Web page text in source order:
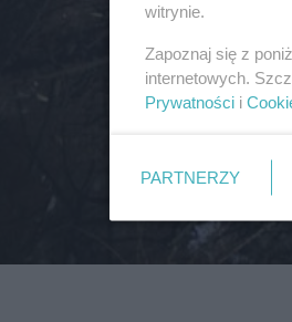
witrynie.
Zapoznaj się z
internetowych.
Prywatności i
PARTNERZY